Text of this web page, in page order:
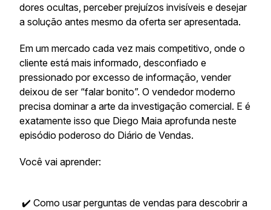
dores ocultas, perceber prejuízos invisíveis e desejar
a solução antes mesmo da oferta ser apresentada.
Em um mercado cada vez mais competitivo, onde o
cliente está mais informado, desconfiado e
pressionado por excesso de informação, vender
deixou de ser “falar bonito”. O vendedor moderno
precisa dominar a arte da investigação comercial. E é
exatamente isso que Diego Maia aprofunda neste
episódio poderoso do Diário de Vendas.
Você vai aprender:
✔️ Como usar perguntas de vendas para descobrir a